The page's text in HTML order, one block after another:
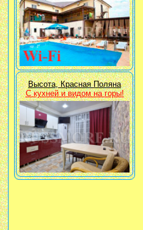
Высота, Красная Поляна
С кухней и видом на горы!